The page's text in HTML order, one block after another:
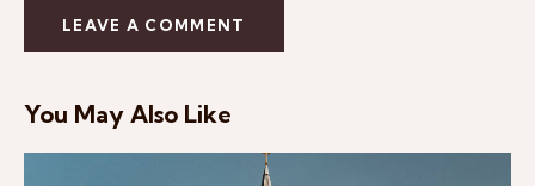
You May Also Like